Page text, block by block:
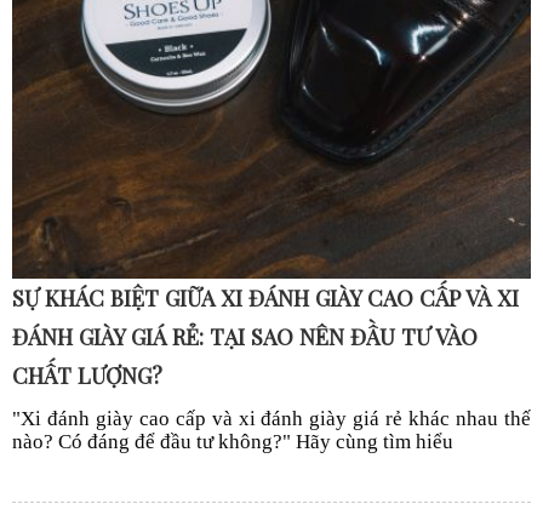
SỰ KHÁC BIỆT GIỮA XI ĐÁNH GIÀY CAO CẤP VÀ XI
ĐÁNH GIÀY GIÁ RẺ: TẠI SAO NÊN ĐẦU TƯ VÀO
CHẤT LƯỢNG?
"Xi đánh giày cao cấp và xi đánh giày giá rẻ khác nhau thế
nào? Có đáng để đầu tư không?" Hãy cùng tìm hiểu